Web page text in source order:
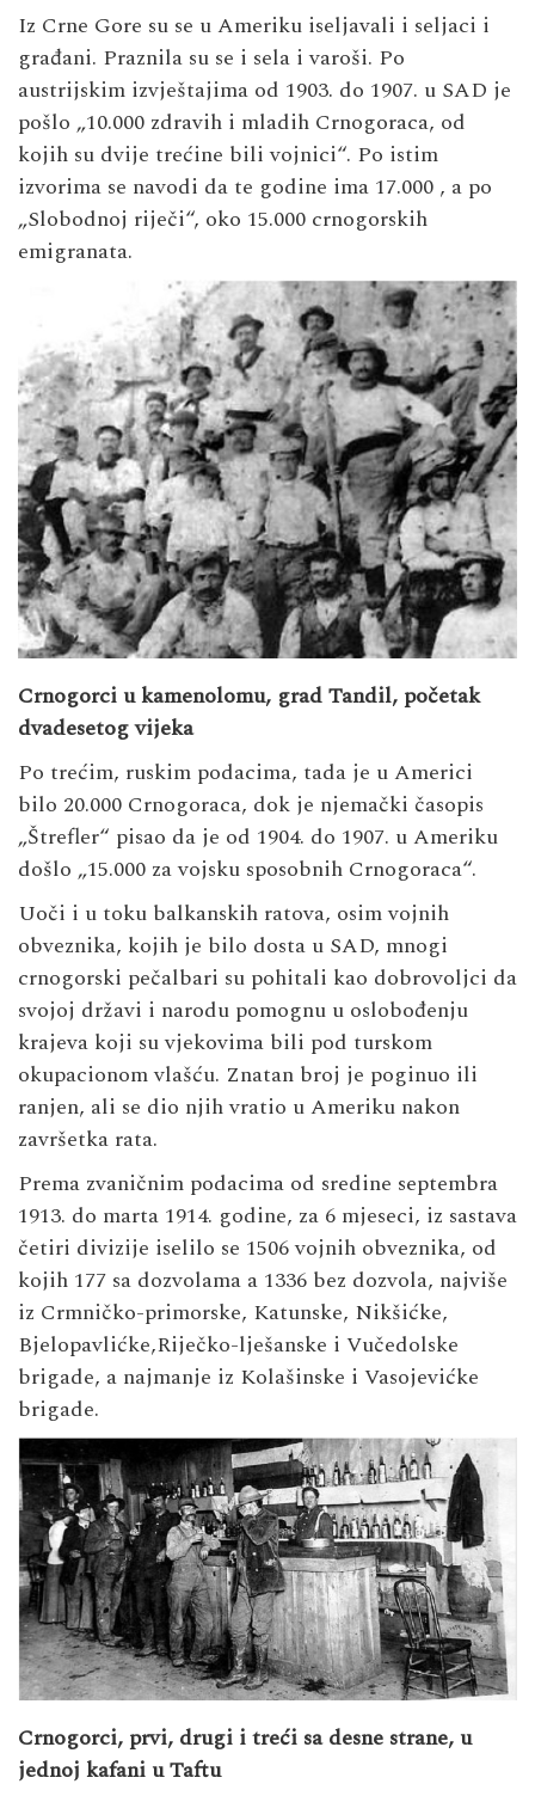
Iz Crne Gore su se u Ameriku iseljavali i seljaci i
građani. Praznila su se i sela i varoši. Po
austrijskim izvještajima od 1903. do 1907. u SAD je
pošlo „10.000 zdravih i mladih Crnogoraca, od
kojih su dvije trećine bili vojnici“. Po istim
izvorima se navodi da te godine ima 17.000 , a po
„Slobodnoj riječi“, oko 15.000 crnogorskih
emigranata.
Crnogorci u kamenolomu, grad Tandil, početak
dvadesetog vijeka
Po trećim, ruskim podacima, tada je u Americi
bilo 20.000 Crnogoraca, dok je njemački časopis
„Štrefler“ pisao da je od 1904. do 1907. u Ameriku
došlo „15.000 za vojsku sposobnih Crnogoraca“.
Uoči i u toku balkanskih ratova, osim vojnih
obveznika, kojih je bilo dosta u SAD, mnogi
crnogorski pečalbari su pohitali kao dobrovoljci da
svojoj državi i narodu pomognu u oslobođenju
krajeva koji su vjekovima bili pod turskom
okupacionom vlašću. Znatan broj je poginuo ili
ranjen, ali se dio njih vratio u Ameriku nakon
završetka rata.
Prema zvaničnim podacima od sredine septembra
1913. do marta 1914. godine, za 6 mjeseci, iz sastava
četiri divizije iselilo se 1506 vojnih obveznika, od
kojih 177 sa dozvolama a 1336 bez dozvola, najviše
iz Crmničko-primorske, Katunske, Nikšićke,
Bjelopavlićke,Riječko-lješanske i Vučedolske
brigade, a najmanje iz Kolašinske i Vasojevićke
brigade.
Crnogorci, prvi, drugi i treći sa desne strane, u
jednoj kafani u Taftu